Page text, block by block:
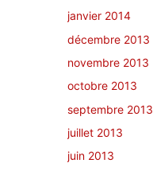
janvier 2014
décembre 2013
novembre 2013
octobre 2013
septembre 2013
juillet 2013
juin 2013